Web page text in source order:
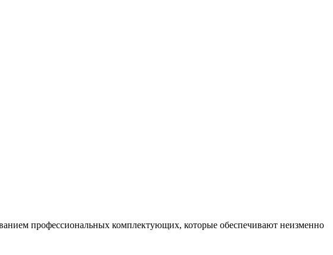
профессиональных комплектующих, которые обеспечивают неизменно